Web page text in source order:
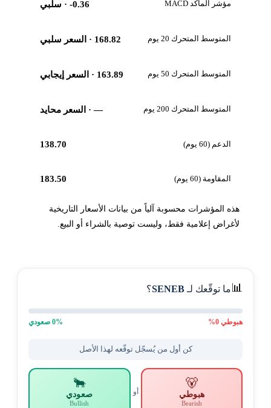
مؤشر الماكد MACD -0.36· سلبي
المتوسط المتحرك 20 يوم 168.82· السعر سلبي
المتوسط المتحرك 50 يوم 163.89· السعر إيجابي
المتوسط المتحرك 200 يوم —· السعر محايد
الدعم (60 يوم) 138.70
المقاومة (60 يوم) 183.50
هذه المؤشرات محسوبة آلياً من بيانات الأسعار التاريخية
لأغراض إعلامية فقط، وليست توصية بالشراء أو البيع.
📊ما توقّعك لـSENEB؟
هبوطي0
%
0% صعودي
كن أول من يُسجّل توقّعه لهذا الأصل
🐻
هبوطي
Bearish
أو
🐂
صعودي
Bullish